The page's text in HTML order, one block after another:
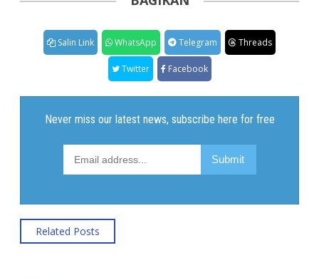
Salin Link WhatsApp Telegram Threads
Twitter Facebook
Related Posts